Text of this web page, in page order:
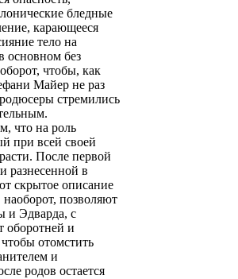
бледные
карающееся
тело на
основном без
чтобы, как
Майер не раз
стремились
что на роль
при всей своей
После первой
разнесенной в
скрытое описание
позволяют
и Эдварда, с
оборотней и
отомстить
и
родов остается